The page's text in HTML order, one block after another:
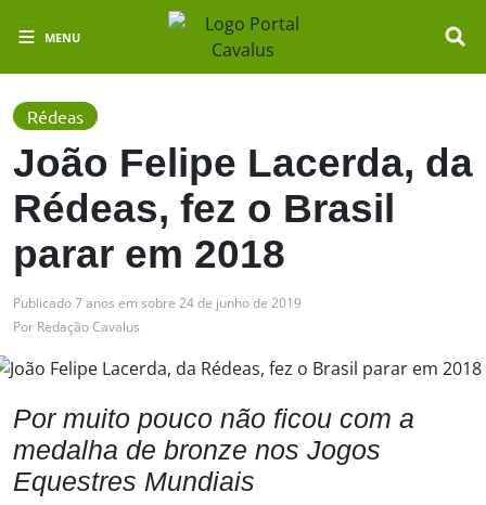
MENU
Rédeas
João Felipe Lacerda, da
Rédeas, fez o Brasil
parar em 2018
Publicado7 anos em sobre 24 de junho de 2019
Por Redação Cavalus
Por muito pouco não ficou com a
medalha de bronze nos Jogos
Equestres Mundiais